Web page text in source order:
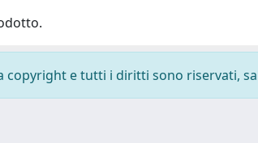
copyright e tutti i diritti sono riservati,